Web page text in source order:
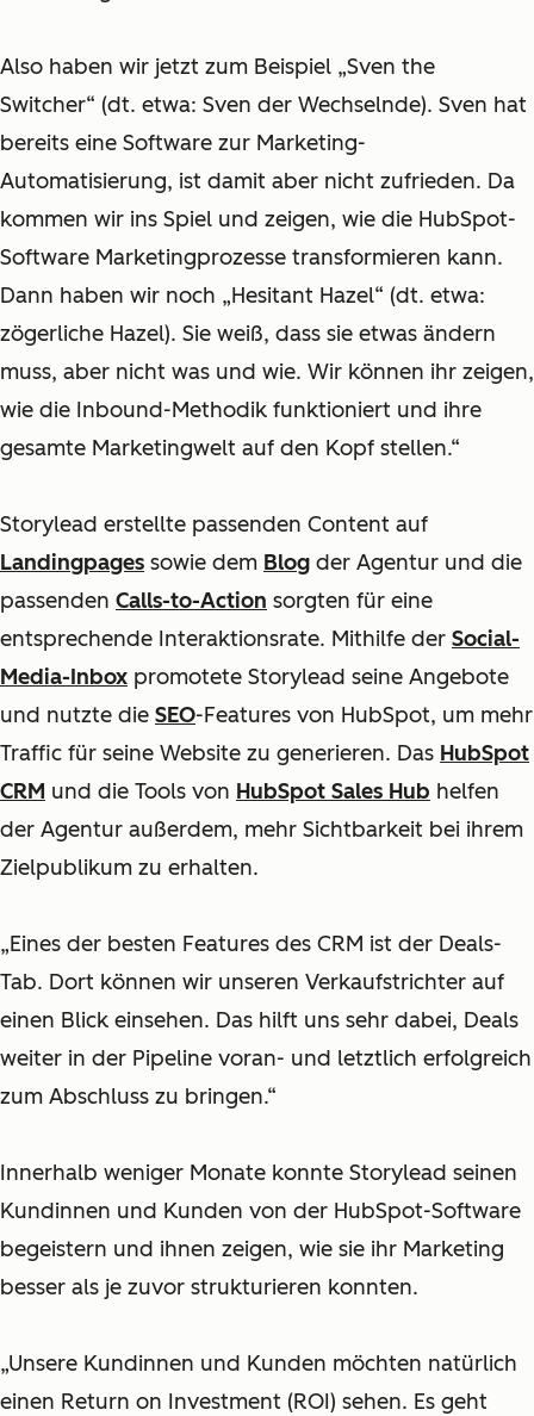
Also haben wir jetzt zum Beispiel „Sven the
Switcher“ (dt. etwa: Sven der Wechselnde). Sven hat
bereits eine Software zur Marketing-
Automatisierung, ist damit aber nicht zufrieden. Da
kommen wir ins Spiel und zeigen, wie die HubSpot-
Software Marketingprozesse transformieren kann.
Dann haben wir noch „Hesitant Hazel“ (dt. etwa:
zögerliche Hazel). Sie weiß, dass sie etwas ändern
muss, aber nicht was und wie. Wir können ihr zeigen,
wie die Inbound-Methodik funktioniert und ihre
gesamte Marketingwelt auf den Kopf stellen.“
Storylead erstellte passenden Content auf
Landingpages sowie dem Blog der Agentur und die
passenden Calls-to-Action sorgten für eine
entsprechende Interaktionsrate. Mithilfe der Social-
Media-Inbox promotete Storylead seine Angebote
und nutzte die SEO-Features von HubSpot, um mehr
Traffic für seine Website zu generieren. Das HubSpot
CRM und die Tools von HubSpot Sales Hub helfen
der Agentur außerdem, mehr Sichtbarkeit bei ihrem
Zielpublikum zu erhalten.
„Eines der besten Features des CRM ist der Deals-
Tab. Dort können wir unseren Verkaufstrichter auf
einen Blick einsehen. Das hilft uns sehr dabei, Deals
weiter in der Pipeline voran- und letztlich erfolgreich
zum Abschluss zu bringen.“
Innerhalb weniger Monate konnte Storylead seinen
Kundinnen und Kunden von der HubSpot-Software
begeistern und ihnen zeigen, wie sie ihr Marketing
besser als je zuvor strukturieren konnten.
„Unsere Kundinnen und Kunden möchten natürlich
einen Return on Investment (ROI) sehen. Es geht